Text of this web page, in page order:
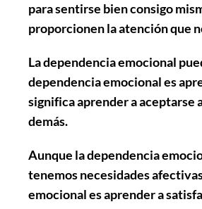
para sentirse bien consigo
proporcionen la atención que
La dependencia emocional
dependencia emocional es
significa aprender aaceptarse
demás.
Aunque la dependencia
tenemos necesidades
emocional es aprender a